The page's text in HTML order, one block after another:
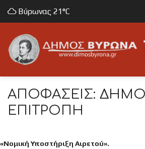
Βύρωνας 21°C
ΑΠΟΦΆΣΕΙΣ:
ΕΠΙΤΡΟΠΉ
«Νομική Υποστήριξη Αιρετού».